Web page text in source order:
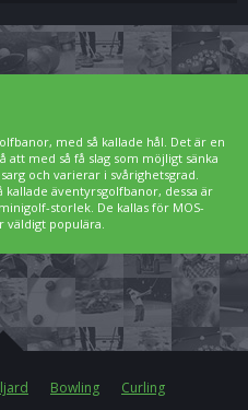
med så kallade hål. Det är en
med så få slag som möjligt sänka
och varierar i svårighetsgrad.
kallade äventyrsgolfbanor, dessa är
storlek. De kallas för MOS-
väldigt populära.
Bowling Curling